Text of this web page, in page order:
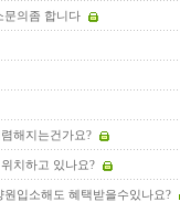
문의좀 합니다
해지는건가요?
치하고 있나요?
입소해도 혜택받을수있나요?